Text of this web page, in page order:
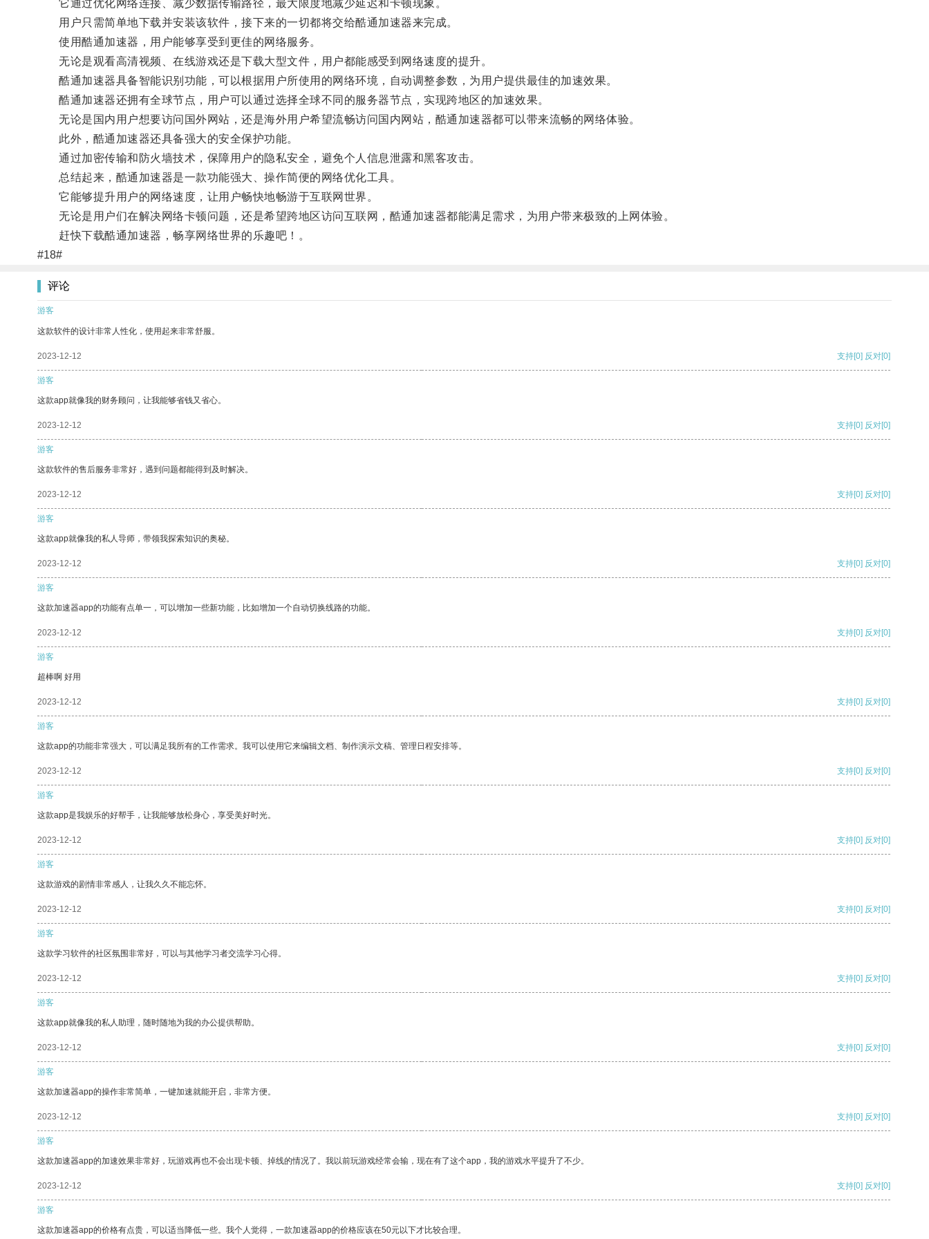
它通过优化网络连接、减少数据传输路径，最大限度地减少延迟和卡顿现象。
用户只需简单地下载并安装该软件，接下来的一切都将交给酷通加速器来完成。
使用酷通加速器，用户能够享受到更佳的网络服务。
无论是观看高清视频、在线游戏还是下载大型文件，用户都能感受到网络速度的提升。
酷通加速器具备智能识别功能，可以根据用户所使用的网络环境，自动调整参数，为用户提供最佳的加速效果。
酷通加速器还拥有全球节点，用户可以通过选择全球不同的服务器节点，实现跨地区的加速效果。
无论是国内用户想要访问国外网站，还是海外用户希望流畅访问国内网站，酷通加速器都可以带来流畅的网络体验。
此外，酷通加速器还具备强大的安全保护功能。
通过加密传输和防火墙技术，保障用户的隐私安全，避免个人信息泄露和黑客攻击。
总结起来，酷通加速器是一款功能强大、操作简便的网络优化工具。
它能够提升用户的网络速度，让用户畅快地畅游于互联网世界。
无论是用户们在解决网络卡顿问题，还是希望跨地区访问互联网，酷通加速器都能满足需求，为用户带来极致的上网体验。
赶快下载酷通加速器，畅享网络世界的乐趣吧！。
#18#
评论
游客
这款软件的设计非常人性化，使用起来非常舒服。
2023-12-12 支持[0] 反对[0]
游客
这款app就像我的财务顾问，让我能够省钱又省心。
2023-12-12 支持[0] 反对[0]
游客
这款软件的售后服务非常好，遇到问题都能得到及时解决。
2023-12-12 支持[0] 反对[0]
游客
这款app就像我的私人导师，带领我探索知识的奥秘。
2023-12-12 支持[0] 反对[0]
游客
这款加速器app的功能有点单一，可以增加一些新功能，比如增加一个自动切换线路的功能。
2023-12-12 支持[0] 反对[0]
游客
超棒啊 好用
2023-12-12 支持[0] 反对[0]
游客
这款app的功能非常强大，可以满足我所有的工作需求。我可以使用它来编辑文档、制作演示文稿、管理日程安排等。
2023-12-12 支持[0] 反对[0]
游客
这款app是我娱乐的好帮手，让我能够放松身心，享受美好时光。
2023-12-12 支持[0] 反对[0]
游客
这款游戏的剧情非常感人，让我久久不能忘怀。
2023-12-12 支持[0] 反对[0]
游客
这款学习软件的社区氛围非常好，可以与其他学习者交流学习心得。
2023-12-12 支持[0] 反对[0]
游客
这款app就像我的私人助理，随时随地为我的办公提供帮助。
2023-12-12 支持[0] 反对[0]
游客
这款加速器app的操作非常简单，一键加速就能开启，非常方便。
2023-12-12 支持[0] 反对[0]
游客
这款加速器app的加速效果非常好，玩游戏再也不会出现卡顿、掉线的情况了。我以前玩游戏经常会输，现在有了这个app，我的游戏水平提升了不少。
2023-12-12 支持[0] 反对[0]
游客
这款加速器app的价格有点贵，可以适当降低一些。我个人觉得，一款加速器app的价格应该在50元以下才比较合理。